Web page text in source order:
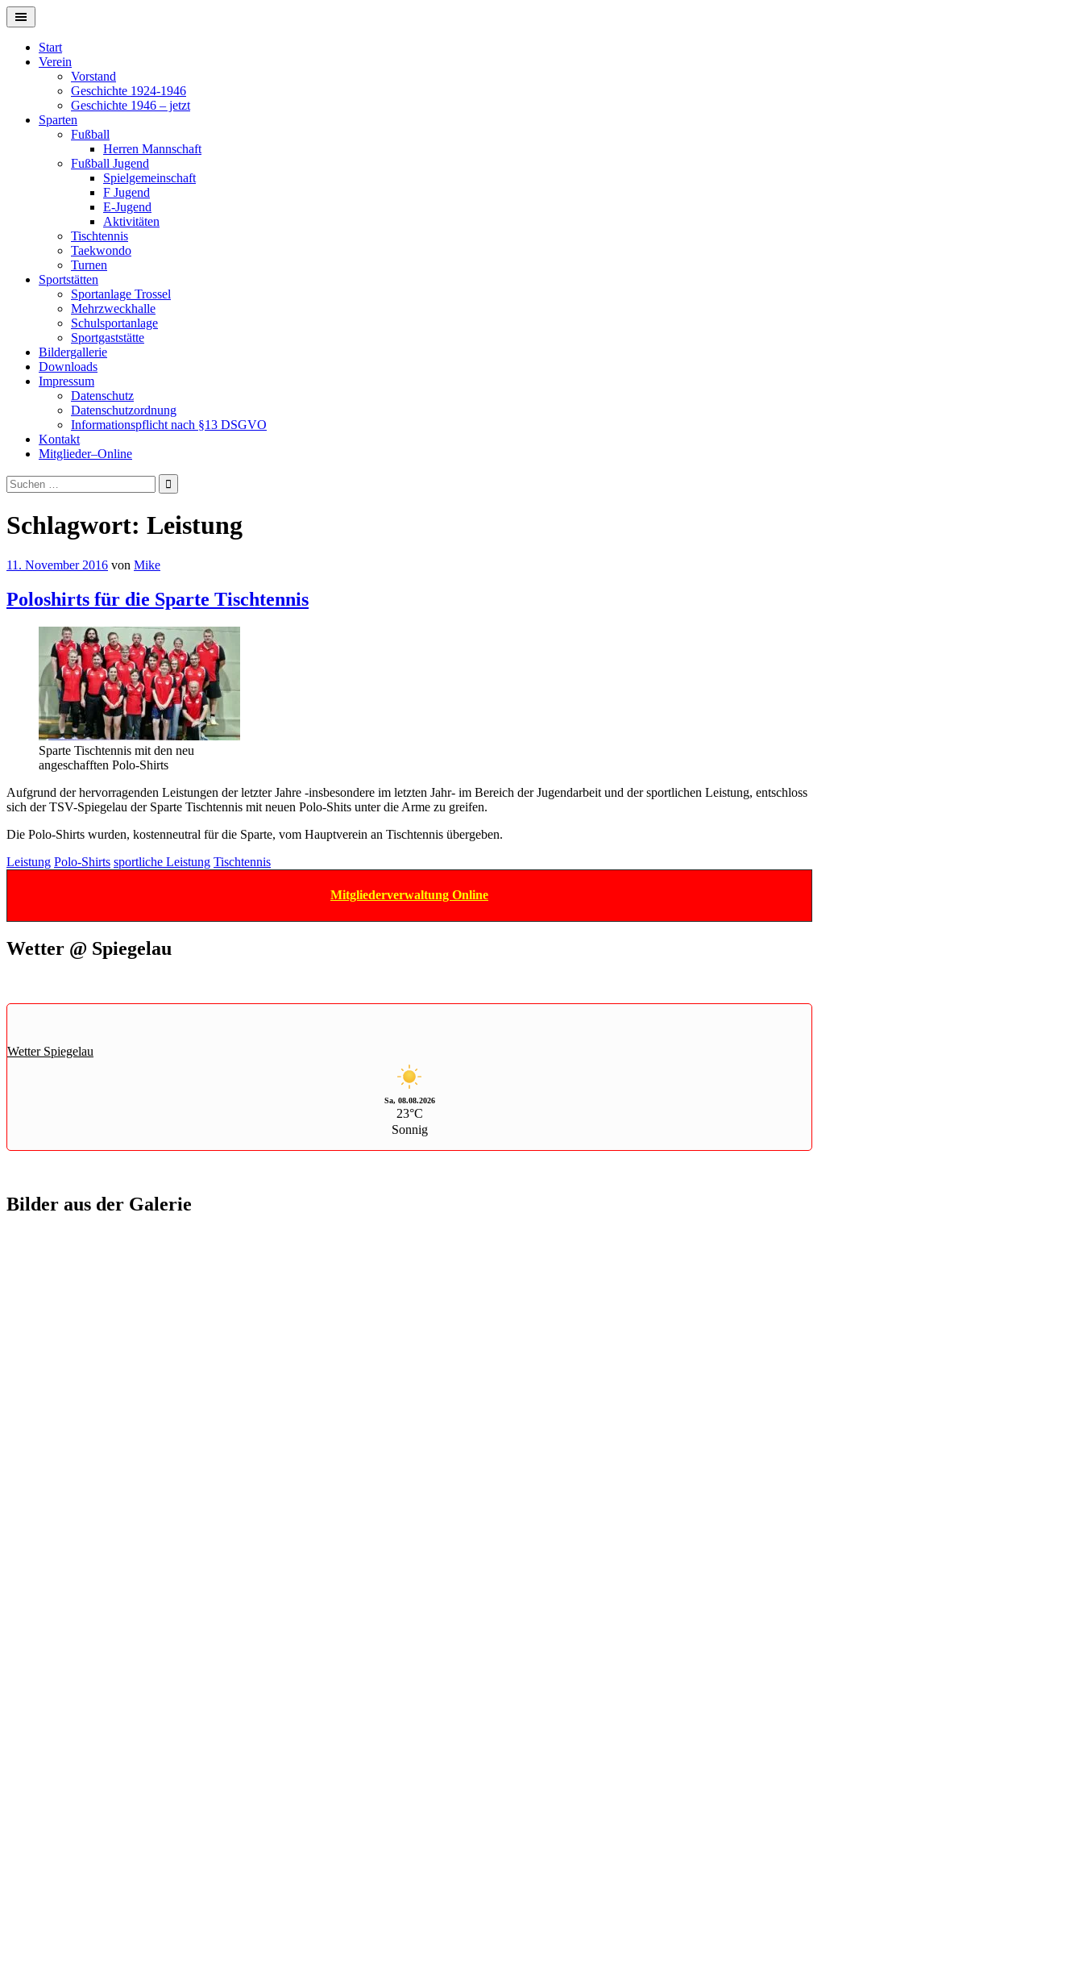
Springe
zum
Start
Verein
Vorstand
Geschichte 1924-1946
Geschichte 1946 – jetzt
Sparten
Fußball
Herren Mannschaft
Fußball Jugend
Spielgemeinschaft
F Jugend
E-Jugend
Aktivitäten
Tischtennis
Taekwondo
Turnen
Sportstätten
Sportanlage Trossel
Mehrzweckhalle
Schulsportanlage
Sportgaststätte
Bildergallerie
Downloads
Impressum
Datenschutz
Datenschutzordnung
Informationspflicht nach §13 DSGVO
Kontakt
Mitglieder–Online
Suchen
nach:
Schlagwort: Leistung
11. November 2016 von Mike
Poloshirts für die Sparte Tischtennis
Sparte Tischtennis mit den neu
angeschafften Polo-Shirts
Aufgrund der hervorragenden Leistungen der letzter Jahre -insbesondere im letzten Jahr- im Bereich der Jugendarbeit und der sportlichen Leistung, entschloss
sich der TSV-Spiegelau der Sparte Tischtennis mit neuen Polo-Shits unter die Arme zu greifen.
Die Polo-Shirts wurden, kostenneutral für die Sparte, vom Hauptverein an Tischtennis übergeben.
Leistung Polo-Shirts sportliche Leistung Tischtennis
Mitgliederverwaltung Online
Wetter @ Spiegelau
Wetter Spiegelau
Sa, 08.08.2026
23°C
Sonnig
Bilder aus der Galerie